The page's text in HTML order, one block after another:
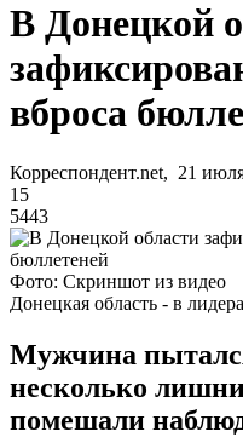
В Донецкой
вброса
Корреспондент.net, 21
15
5443
Фото: Скриншот из видео
Донецкая область - в
Мужчина
несколько
помешали